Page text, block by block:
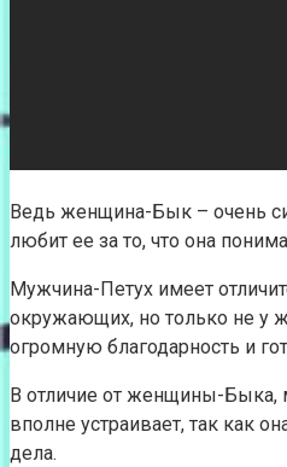
Ведь женщина-Бык – очень
любит ее за то, что она
Мужчина-Петух имеет
окружающих, но только не у
огромную благодарность и
В отличие от женщины-Быка,
вполне устраивает, так как
дела.